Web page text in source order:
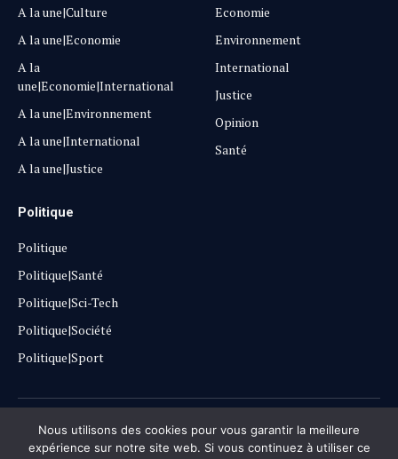
A la une|Culture
A la une|Economie
A la
une|Economie|International
A la une|Environnement
A la une|International
A la une|Justice
Economie
Environnement
International
Justice
Opinion
Santé
Politique
Politique
Politique|Santé
Politique|Sci-Tech
Politique|Société
Politique|Sport
Copyright © 2025Lehautpanel
Nous utilisons des cookies pour vous garantir la meilleure
expérience sur notre site web. Si vous continuez à utiliser ce